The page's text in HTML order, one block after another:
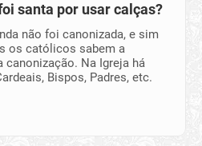
santa por usar calças?
não foi canonizada, e sim
os católicos sabem a
canonização. Na Igreja há
Bispos, Padres, etc.